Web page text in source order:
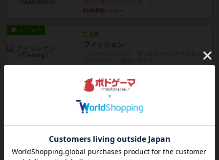
約5時間前
レビュー
充実
フィッシェン
ナンジャモンジャ・ミドリ
私は吃音を持っているのですが、友達と集まって
このゲームをした際、3ゲー...
ジンラミー
トランプで遊べる2人対戦の麻雀風ゲームです。
10枚の手札で、同じスーツ...